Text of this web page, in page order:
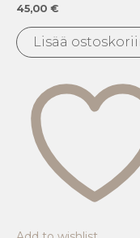
Arvostelu
tuotteesta:
/
5
45,00 €
Lisää